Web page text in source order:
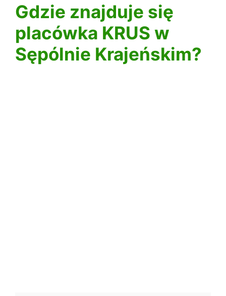
Gdzie znajduje się
placówka KRUS w
Sępólnie Krajeńskim?